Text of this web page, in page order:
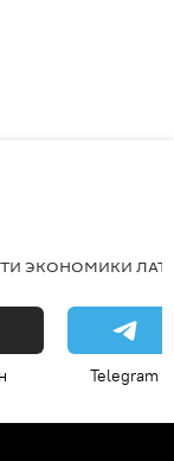
ЭКОНОМИКИ
Telegram